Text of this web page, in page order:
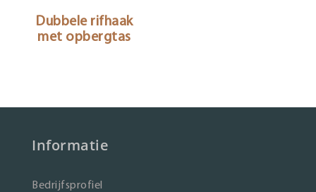
Dubbele rifhaak
met opbergtas
Informatie
Bedrijfsprofiel